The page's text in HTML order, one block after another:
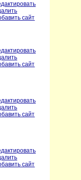
сайт
сайт
сайт
сайт